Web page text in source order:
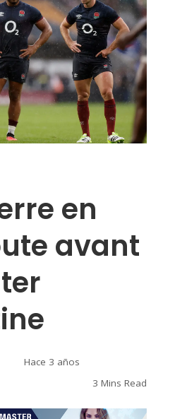
en
avant
Hace 3 años
3 Mins Read